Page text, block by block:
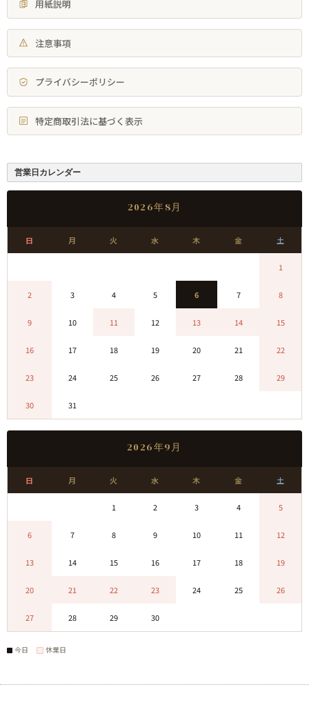
用紙説明
注意事項
プライバシーポリシー
特定商取引法に基づく表示
営業日カレンダー
2026年8月
日 月 火 水 木 金 土
1
2 3 4 5 6 7 8
9 10 11 12 13 14 15
16 17 18 19 20 21 22
23 24 25 26 27 28 29
30 31
2026年9月
日 月 火 水 木 金 土
1 2 3 4 5
6 7 8 9 10 11 12
13 14 15 16 17 18 19
20 21 22 23 24 25 26
27 28 29 30
今日 休業日